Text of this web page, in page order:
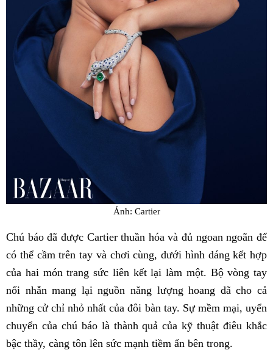
Ảnh: Cartier
Chú báo đã được Cartier thuần hóa và đủ ngoan ngoãn để
có thể cầm trên tay và chơi cùng, dưới hình dáng kết hợp
của hai món trang sức liên kết lại làm một. Bộ vòng tay
nối nhẫn mang lại nguồn năng lượng hoang dã cho cả
những cử chỉ nhỏ nhất của đôi bàn tay. Sự mềm mại, uyển
chuyển của chú báo là thành quả của kỹ thuật điêu khắc
bậc thầy, càng tôn lên sức mạnh tiềm ẩn bên trong.